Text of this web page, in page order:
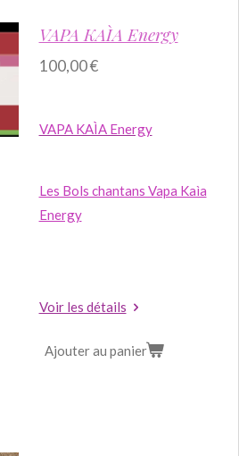
VAPA KAÌA Energy
100,00 €
VAPA KAÌA Energy
Les Bols chantans Vapa Kaìa
Energy
Voir les détails
Ajouter au panier